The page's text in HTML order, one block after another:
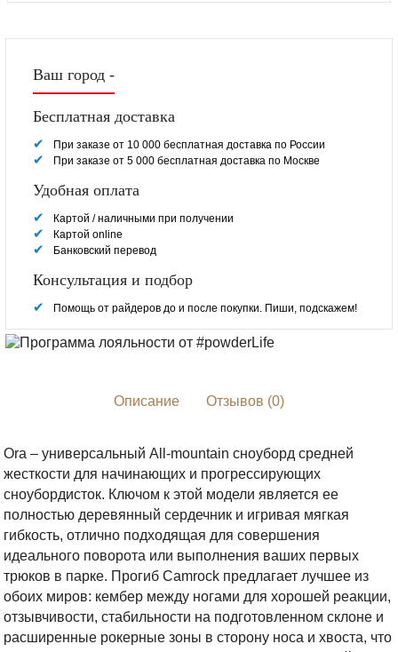
Ваш город -
Бесплатная доставка
При заказе от 10 000 бесплатная доставка по России
При заказе от 5 000 бесплатная доставка по Москве
Удобная оплата
Картой / наличными при получении
Картой online
Банковский перевод
Консультация и подбор
Помощь от райдеров до и после покупки. Пиши, подскажем!
Описание Отзывов (0)
Ora – универсальный All-mountain сноуборд средней
жесткости для начинающих и прогрессирующих
сноубордисток. Ключом к этой модели является ее
полностью деревянный сердечник и игривая мягкая
гибкость, отлично подходящая для совершения
идеального поворота или выполнения ваших первых
трюков в парке. Прогиб Camrock предлагает лучшее из
обоих миров: кембер между ногами для хорошей реакции,
отзывчивости, стабильности на подготовленном склоне и
расширенные рокерные зоны в сторону носа и хвоста, что